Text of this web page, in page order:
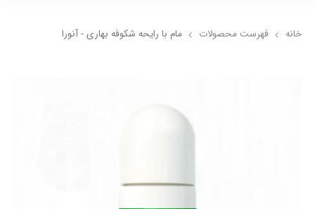
خانه فهرست محصولات مام با رایحه شکوفه بهاری - آنورا